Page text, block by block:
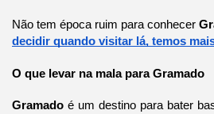
Não tem época ruim para conhecer
decidir quando visitar lá, temos
O que levar na mala para Gramado
Gramado é um destino para bater